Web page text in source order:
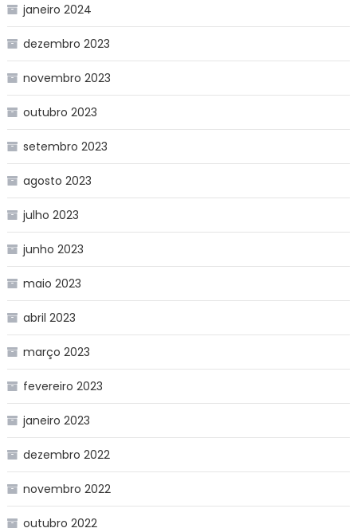
janeiro 2024
dezembro 2023
novembro 2023
outubro 2023
setembro 2023
agosto 2023
julho 2023
junho 2023
maio 2023
abril 2023
março 2023
fevereiro 2023
janeiro 2023
dezembro 2022
novembro 2022
outubro 2022